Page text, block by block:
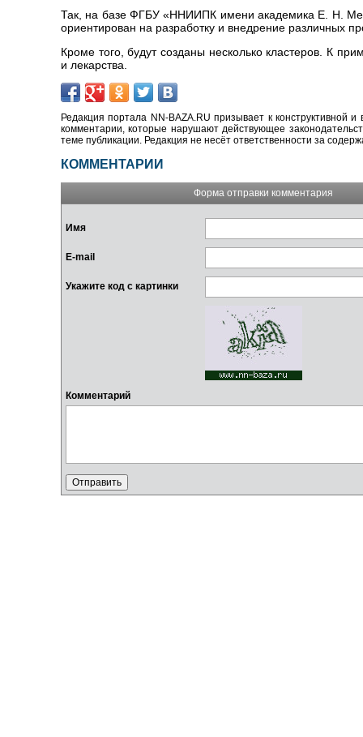
Так, на базе ФГБУ «ННИИПК имени академика Е. Н.
ориентирован на разработку и внедрение различных
Кроме того, будут созданы несколько кластеров. К
и лекарства.
Редакция портала NN-BAZA.RU призывает к конструктивной
комментарии, которые нарушают действующее
теме публикации. Редакция не несёт ответственности за
КОММЕНТАРИИ
Форма отправки комментария
Имя
E-mail
Укажите код с картинки
Комментарий